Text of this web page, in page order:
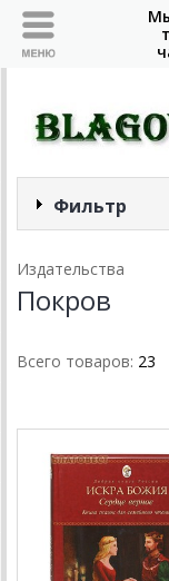
Фильтр
Издательства
Покров
Всего товаров: 23